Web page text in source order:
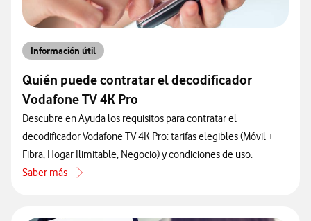
Información útil
Quién puede contratar el decodificador
Vodafone TV 4K Pro
Descubre en Ayuda los requisitos para contratar el
decodificador Vodafone TV 4K Pro: tarifas elegibles (Móvil +
Fibra, Hogar Ilimitable, Negocio) y condiciones de uso.
Saber más
acerca de Quién puede contratar el decodificador Vodafone TV 4K